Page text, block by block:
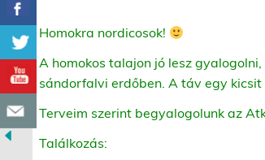
Homokra nordicosok!
A homokos talajon jó lesz
sándorfalvi erdőben. A táv egy kicsit
Terveim szerint begyalogolunk az
Találkozás: